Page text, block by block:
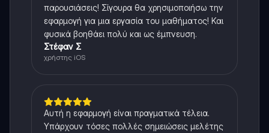
παρουσιάσεις! Σίγουρα θα χρησιμοποιήσω την
εφαρμογή για μια εργασία του μαθήματος! Και
φυσικά βοηθάει πολύ και ως έμπνευση.
Στέφαν Σ
χρήστης iOS
Αυτή η εφαρμογή είναι πραγματικά τέλεια.
Υπάρχουν τόσες πολλές σημειώσεις μελέτης